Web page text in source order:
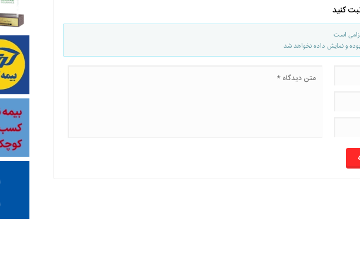
کنید
است
و نمایش داده نخواهد شد